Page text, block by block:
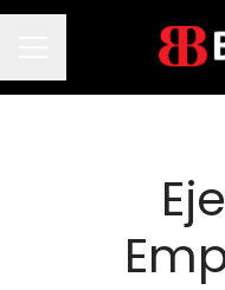
Menú de empleo